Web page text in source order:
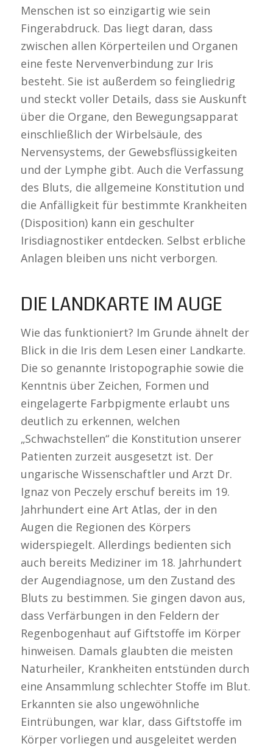
Menschen ist so einzigartig wie sein
Fingerabdruck. Das liegt daran, dass
zwischen allen Körperteilen und Organen
eine feste Nervenverbindung zur Iris
besteht. Sie ist außerdem so feingliedrig
und steckt voller Details, dass sie Auskunft
über die Organe, den Bewegungsapparat
einschließlich der Wirbelsäule, des
Nervensystems, der Gewebsflüssigkeiten
und der Lymphe gibt. Auch die Verfassung
des Bluts, die allgemeine Konstitution und
die Anfälligkeit für bestimmte Krankheiten
(Disposition) kann ein geschulter
Irisdiagnostiker entdecken. Selbst erbliche
Anlagen bleiben uns nicht verborgen.
DIE LANDKARTE IM AUGE
Wie das funktioniert? Im Grunde ähnelt der
Blick in die Iris dem Lesen einer Landkarte.
Die so genannte Iristopographie sowie die
Kenntnis über Zeichen, Formen und
eingelagerte Farbpigmente erlaubt uns
deutlich zu erkennen, welchen
„Schwachstellen“ die Konstitution unserer
Patienten zurzeit ausgesetzt ist. Der
ungarische Wissenschaftler und Arzt Dr.
Ignaz von Peczely erschuf bereits im 19.
Jahrhundert eine Art Atlas, der in den
Augen die Regionen des Körpers
widerspiegelt. Allerdings bedienten sich
auch bereits Mediziner im 18. Jahrhundert
der Augendiagnose, um den Zustand des
Bluts zu bestimmen. Sie gingen davon aus,
dass Verfärbungen in den Feldern der
Regenbogenhaut auf Giftstoffe im Körper
hinweisen. Damals glaubten die meisten
Naturheiler, Krankheiten entstünden durch
eine Ansammlung schlechter Stoffe im Blut.
Erkannten sie also ungewöhnliche
Eintrübungen, war klar, dass Giftstoffe im
Körper vorliegen und ausgeleitet werden